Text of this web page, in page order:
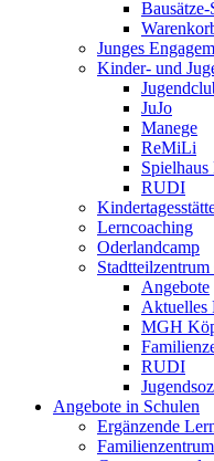
Bausätze-
Junges
Kinder- und
JuJo
Manege
ReMiLi
Spielhaus
RUDI
Lerncoaching
Oderlandcamp
Angebote
Aktuelles
MGH
RUDI
Angebote in Schulen
Ergänzende